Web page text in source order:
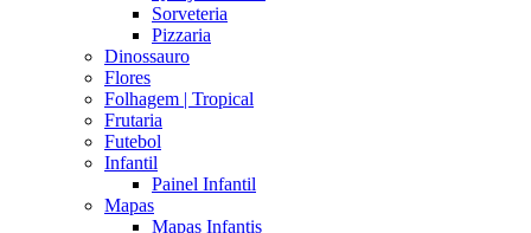
Sorveteria
Pizzaria
Dinossauro
Flores
Folhagem | Tropical
Frutaria
Futebol
Infantil
Painel Infantil
Mapas
Mapas Infantis